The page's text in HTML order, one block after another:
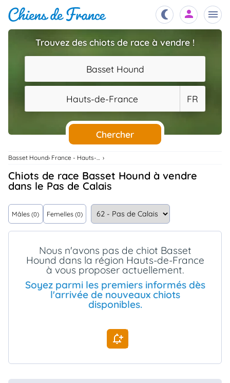
Chiots
Éleveurs
Étalons
Chiens
Services
..
Assurances
Connexion
Trouvez des chiots de race à vendre !
Basset Hound
Hauts-de-France FR
Chercher
Basset Hound France - Hauts-De-France
Chiots de race Basset Hound à vendre
dans le Pas de Calais
Mâles (0) Femelles (0)
Nous n'avons pas de chiot Basset
Hound dans la région Hauts-de-France
à vous proposer actuellement.
Soyez parmi les premiers informés dès
l'arrivée de nouveaux chiots
disponibles.